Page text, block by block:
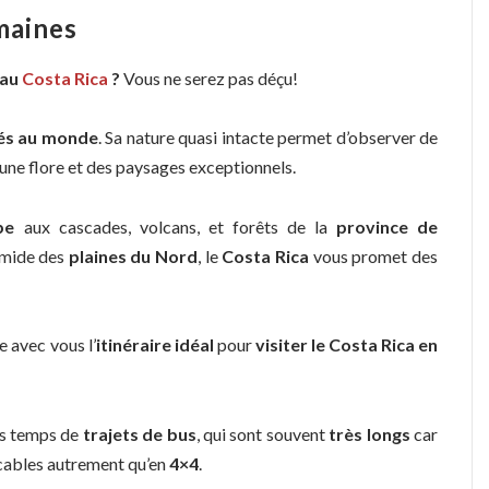
Costa Rica ? Vous ne serez pas déçu!
au monde. Sa nature quasi intacte permet d’observer de
flore et des paysages exceptionnels.
aux cascades, volcans, et forêts de la province de
des plaines du Nord , le Costa Rica vous promet des
avec vous l’itinéraire idéal pourvisiter le Costa Rica en
temps de trajets de bus , qui sont souvent très longs car
autrement qu’en4×4